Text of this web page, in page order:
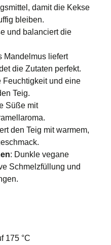
damit die Kekse
bleiben.
und balanciert die
Mandelmus liefert
die Zutaten perfekt.
Feuchtigkeit und eine
Teig.
Süße mit
den Teig mit warmem,
: Dunkle vegane
Schmelzfüllung und
175 °C